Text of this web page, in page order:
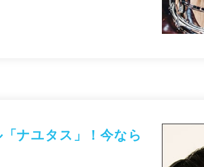
ナユタス」！今なら